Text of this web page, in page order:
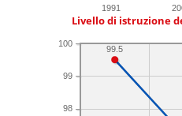
1991
Livello di istruzione
98
99
100
99.5